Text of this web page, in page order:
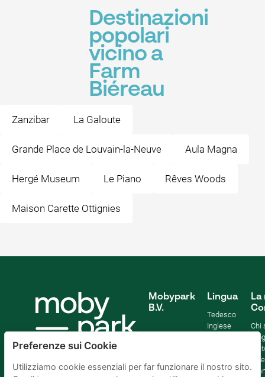
Destinazioni
popolari
vicino a
Farm
Biéreau
Zanzibar La Galoute
Grande Place de Louvain-la-Neuve Aula Magna
Hergé Museum Le Piano Rêves Woods
Maison Carette Ottignies
Mobypark
B.V.
Lingua
Tedesco
Inglese
Olandese
La
Chi
Blog
Preferenze sui Cookie
Utilizziamo cookie essenziali per far funzionare il nostro sito.